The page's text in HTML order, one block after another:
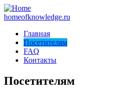
homeofknowledge.ru
Главная
Посетителям
FAQ
Контакты
Посетителям